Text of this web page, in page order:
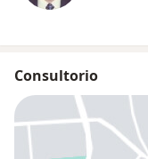
Consultorio